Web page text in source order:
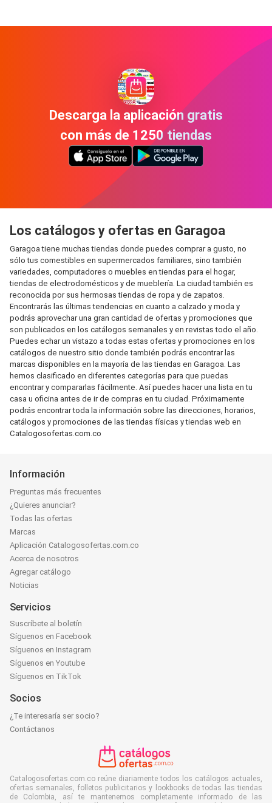
Descarga la aplicación gratis
con más de 1250 tiendas
Los catálogos y ofertas en Garagoa
Garagoa tiene muchas tiendas donde puedes comprar a gusto, no
sólo tus comestibles en supermercados familiares, sino también
variedades, computadores o muebles en tiendas para el hogar,
tiendas de electrodomésticos y de mueblería. La ciudad también es
reconocida por sus hermosas tiendas de ropa y de zapatos.
Encontrarás las últimas tendencias en cuanto a calzado y moda y
podrás aprovechar una gran cantidad de ofertas y promociones que
son publicados en los catálogos semanales y en revistas todo el año.
Puedes echar un vistazo a todas estas ofertas y promociones en los
catálogos de nuestro sitio donde también podrás encontrar las
marcas disponibles en la mayoría de las tiendas en Garagoa. Las
hemos clasificado en diferentes categorías para que puedas
encontrar y compararlas fácilmente. Así puedes hacer una lista en tu
casa u oficina antes de ir de compras en tu ciudad. Próximamente
podrás encontrar toda la información sobre las direcciones, horarios,
catálogos y promociones de las tiendas físicas y tiendas web en
Catalogosofertas.com.co
Información
Preguntas más frecuentes
¿Quieres anunciar?
Todas las ofertas
Marcas
Aplicación Catalogosofertas.com.co
Acerca de nosotros
Agregar catálogo
Noticias
Servicios
Suscríbete al boletín
Síguenos en Facebook
Síguenos en Instagram
Síguenos en Youtube
Síguenos en TikTok
Socios
¿Te interesaría ser socio?
Contáctanos
Catalogosofertas.com.co reúne diariamente todos los catálogos actuales,
ofertas semanales, folletos publicitarios y lookbooks de todas las tiendas
de Colombia, así te mantenemos completamente informado de las